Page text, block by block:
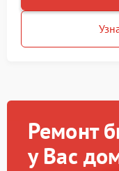
Ремонт
у Вас